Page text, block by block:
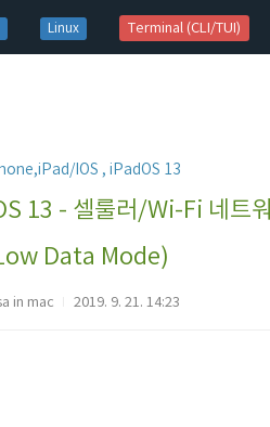
Linux Terminal (CLI/TUI)
IOS , iPadOS 13
13 - 셀룰러/Wi-Fi 네트
Data Mode)
in mac 2019. 9. 21. 14:23